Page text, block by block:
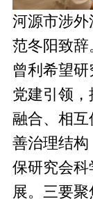
河源市涉外
范冬阳致辞
曾利希望
党建引领
融合、相
善治理结
保研究会
展。三要